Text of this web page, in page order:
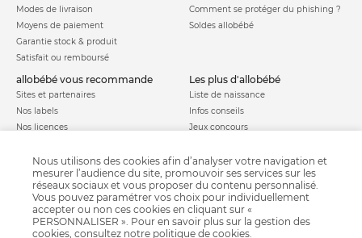
Modes de livraison
Moyens de paiement
Garantie stock & produit
Satisfait ou remboursé
Comment se protéger du phishing ?
Soldes allobébé
allobébé vous recommande
Sites et partenaires
Nos labels
Nos licences
les plus d'allobébé
Liste de naissance
Infos conseils
Jeux concours
Parrainage
Paiement sécurisé
Charte qualité
Nous utilisons des cookies afin d’analyser votre navigation et
mesurer l’audience du site, promouvoir ses services sur les
réseaux sociaux et vous proposer du contenu personnalisé.
Vous pouvez paramétrer vos choix pour individuellement
accepter ou non ces cookies en cliquant sur «
PERSONNALISER ». Pour en savoir plus sur la gestion des
cookies, consultez notre politique de cookies.